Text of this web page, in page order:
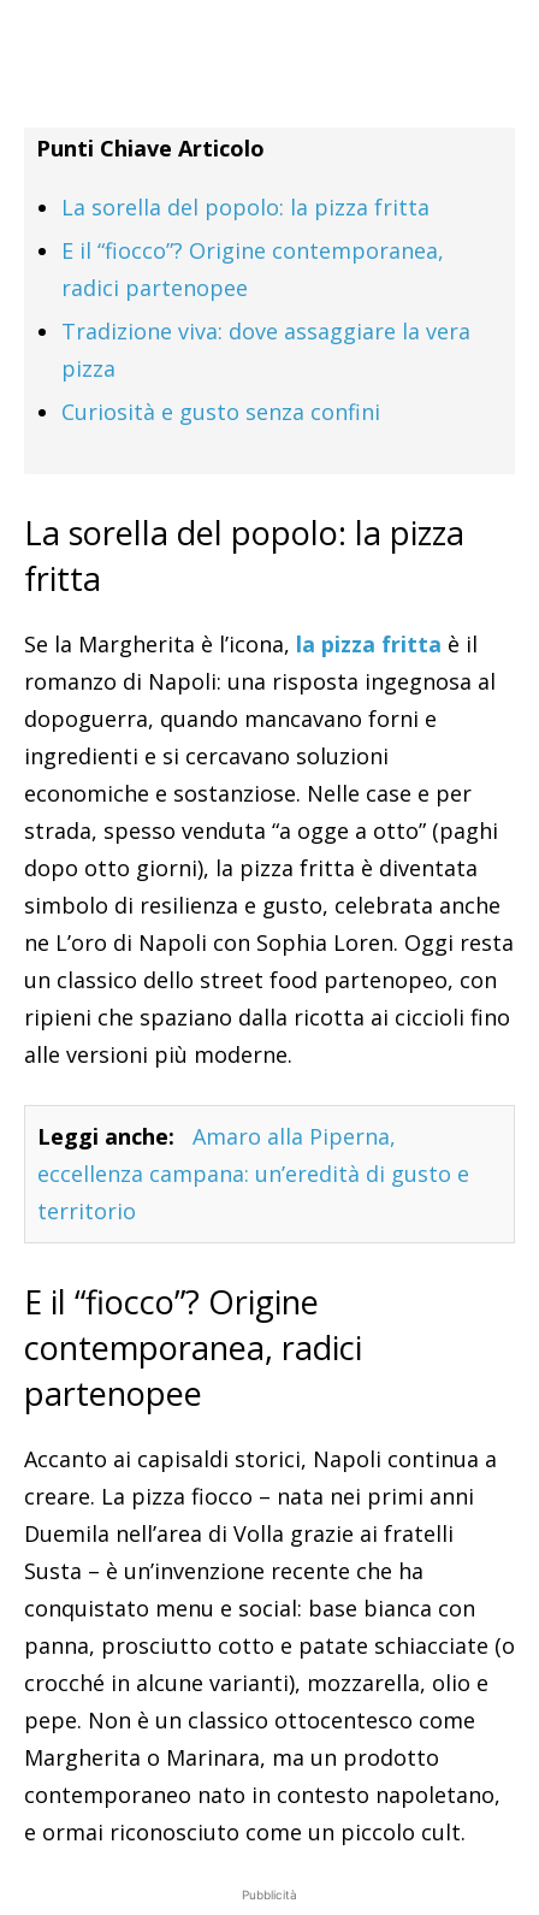
Punti Chiave Articolo
La sorella del popolo: la pizza fritta
E il “fiocco”? Origine contemporanea,
radici partenopee
Tradizione viva: dove assaggiare la vera
pizza
Curiosità e gusto senza confini
La sorella del popolo: la pizza
fritta
Se la Margherita è l’icona, la pizza fritta è il
romanzo di Napoli: una risposta ingegnosa al
dopoguerra, quando mancavano forni e
ingredienti e si cercavano soluzioni
economiche e sostanziose. Nelle case e per
strada, spesso venduta “a ogge a otto” (paghi
dopo otto giorni), la pizza fritta è diventata
simbolo di resilienza e gusto, celebrata anche
ne L’oro di Napoli con Sophia Loren. Oggi resta
un classico dello street food partenopeo, con
ripieni che spaziano dalla ricotta ai ciccioli fino
alle versioni più moderne.
Leggi anche:
Amaro alla Piperna,
eccellenza campana: un’eredità di gusto e
territorio
E il “fiocco”? Origine
contemporanea, radici
partenopee
Accanto ai capisaldi storici, Napoli continua a
creare. La pizza fiocco – nata nei primi anni
Duemila nell’area di Volla grazie ai fratelli
Susta – è un’invenzione recente che ha
conquistato menu e social: base bianca con
panna, prosciutto cotto e patate schiacciate (o
crocché in alcune varianti), mozzarella, olio e
pepe. Non è un classico ottocentesco come
Margherita o Marinara, ma un prodotto
contemporaneo nato in contesto napoletano,
e ormai riconosciuto come un piccolo cult.
Pubblicità